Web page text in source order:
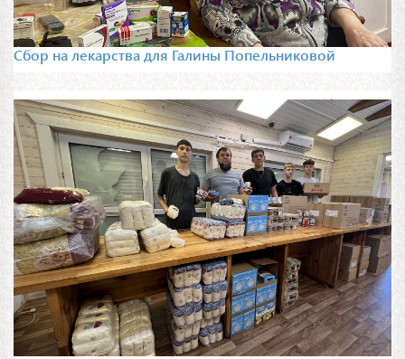
Сбор на лекарства для Галины Попельниковой